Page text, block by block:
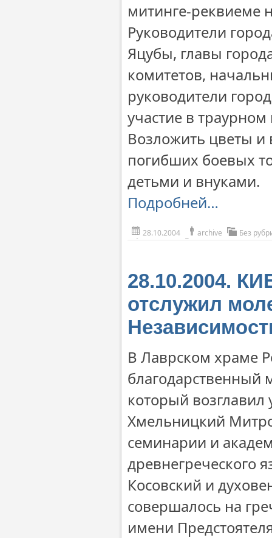
митинге-реквиеме
Руководители
Яцубы, главы
комитетов,
руководители
участие в
Возложить цветы и
погибших боевых
детьми и внуками.
Подробней…
28.10.2004 archive Без
28.10.2004.
отслужил
В Лаврском храме
благодарственный
который
Хмельницкий
семинарии и
древнегреческого
Косовский и
совершалось на
имени